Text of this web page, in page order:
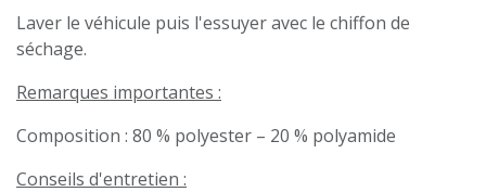
Laver le véhicule puis l'essuyer avec le chiffon de
séchage.
Remarques importantes :
Composition : 80 % polyester – 20 % polyamide
Conseils d'entretien :